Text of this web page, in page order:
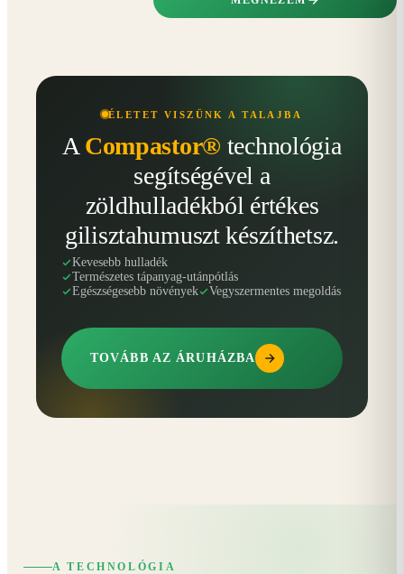
ÉLETET VISZÜNK A TALAJBA
A Compastor® technológia
segítségével a
zöldhulladékból értékes
gilisztahumuszt készíthetsz.
Kevesebb hulladék
Természetes tápanyag-utánpótlás
Egészségesebb növények
Vegyszermentes megoldás
TOVÁBB AZ ÁRUHÁZBA
A TECHNOLÓGIA